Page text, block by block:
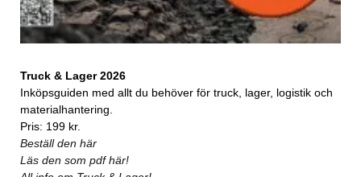
Truck & Lager 2026
Inköpsguiden med allt du behöver för truck, lager, logistik och
materialhantering.
Pris: 199 kr.
Beställ den här
Läs den som pdf här!